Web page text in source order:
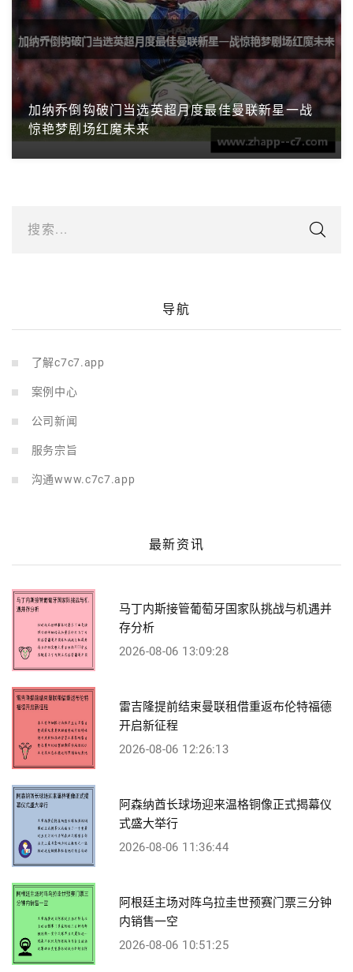
加纳乔倒钩破门当选英超月度最佳曼联新星一战
惊艳梦剧场红魔未来
搜索...
导航
了解c7c7.app
案例中心
公司新闻
服务宗旨
沟通www.c7c7.app
最新资讯
马丁内斯接管葡萄牙国家队挑战与机遇并
存分析
2026-08-06 13:09:28
雷吉隆提前结束曼联租借重返布伦特福德
开启新征程
2026-08-06 12:26:13
阿森纳酋长球场迎来温格铜像正式揭幕仪
式盛大举行
2026-08-06 11:36:44
阿根廷主场对阵乌拉圭世预赛门票三分钟
内销售一空
2026-08-06 10:51:25